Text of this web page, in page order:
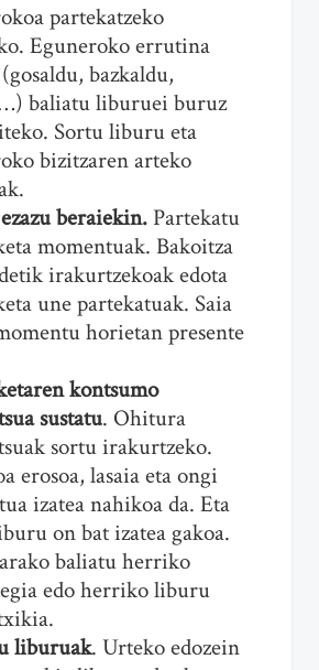
partekatzeko
Eguneroko errutina
bazkaldu,
baliatu liburuei buruz
Sortu liburu eta
bizitzaren arteko
beraiekin.Partekatu
momentuak. Bakoitza
irakurtzekoak edota
une partekatuak. Saia
horietan presente
kontsumo
sustatu. Ohitura
sortu irakurtzeko.
erosoa, lasaia eta ongi
izatea nahikoa da. Eta
on bat izatea gakoa.
baliatu herriko
edo herriko liburu
liburuak. Urteko edozein